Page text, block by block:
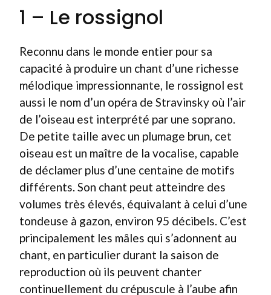
1 – Le rossignol
Reconnu dans le monde entier pour sa
capacité à produire un chant d’une richesse
mélodique impressionnante, le rossignol est
aussi le nom d’un opéra de Stravinsky où l’air
de l’oiseau est interprété par une soprano.
De petite taille avec un plumage brun, cet
oiseau est un maître de la vocalise, capable
de déclamer plus d’une centaine de motifs
différents. Son chant peut atteindre des
volumes très élevés, équivalant à celui d’une
tondeuse à gazon, environ 95 décibels. C’est
principalement les mâles qui s’adonnent au
chant, en particulier durant la saison de
reproduction où ils peuvent chanter
continuellement du crépuscule à l’aube afin